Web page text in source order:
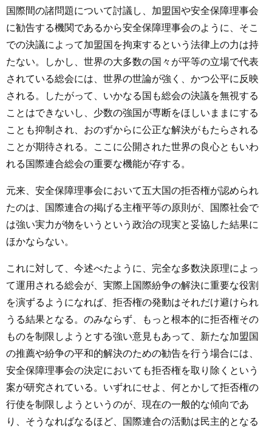
国際間の諸問題について討議し、加盟国や安全保障理事会
に勧告する機関であるから安全保障理事会のように、そこ
での決議によって加盟国を拘束するという法律上の力は持
たない。しかし、世界の大多数の国々が平等の立場で代表
されている総会には、世界の世論が強く、かつ公平に反映
される。したがって、いかなる国も総会の決議を無視する
ことはできないし、少数の強国が専断をほしいままにする
ことも抑制され、おのずからに公正な解決がもたらされる
ことが期待される。ここに公開された世界の良心ともいわ
れる国際連合総会の重要な機能が存する。
元来、安全保障理事会において五大国の拒否権が認められ
たのは、国際連合の掲げる主権平等の原則が、国際社会で
は強い実力が物をいうという政治の現実と妥協した結果に
ほかならない。
これに対して、今述べたように、完全な多数決原理によっ
て運用される総会が、実際上国際紛争の解決に重要な役割
を演ずるようになれば、拒否権の発動はそれだけ避けられ
うる結果となる。のみならず、もっと根本的に拒否権その
ものを制限しようとする強い意見もあって、新たな加盟国
の推薦や紛争の平和的解決のための勧告を行う場合には、
安全保障理事会の決定においても拒否権を取り除くという
案が研究されている。いずれにせよ、何とかして拒否権の
行使を制限しようというのが、現在の一般的な傾向であ
り、そうなればなるほど、国際連合の活動は民主的となる